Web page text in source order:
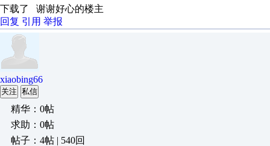
下载了 谢谢好心的楼主
回复 引用 举报
xiaobing66
关注 私信
精华：0帖
求助：0帖
帖子：4帖 | 540回